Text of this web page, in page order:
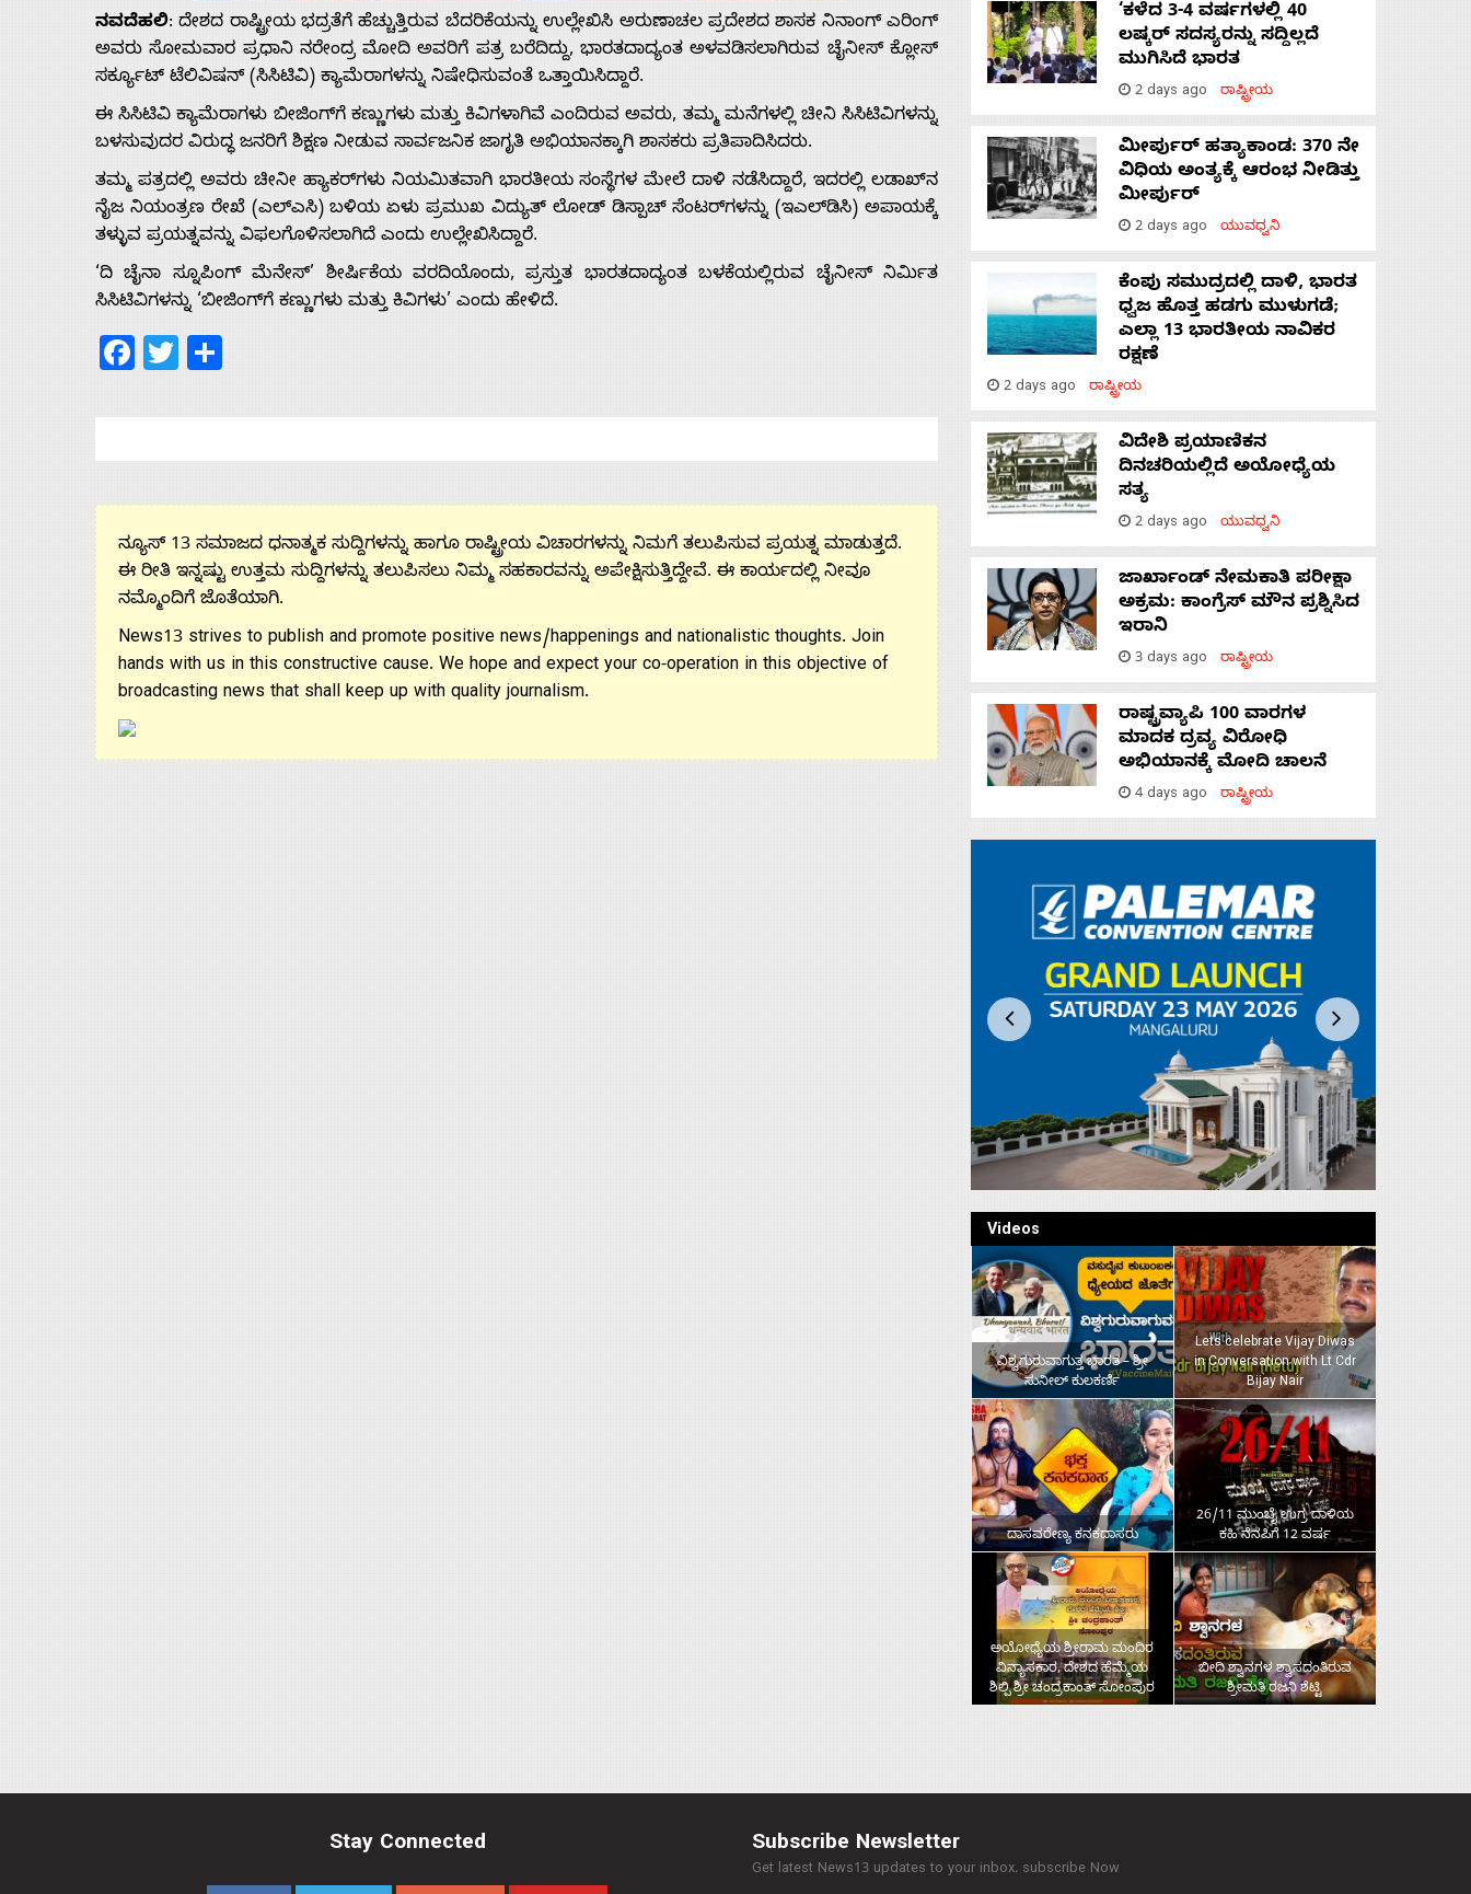
Advertise
Contact
ನವದೆಹಲಿ: ದೇಶದ ರಾಷ್ಟ್ರೀಯ ಭದ್ರತೆಗೆ ಹೆಚ್ಚುತ್ತಿರುವ ಬೆದರಿಕೆಯನ್ನು ಉಲ್ಲೇಖಿಸಿ ಅರುಣಾಚಲ ಪ್ರದೇಶದ ಶಾಸಕ ನಿನಾಂಗ್ ಎರಿಂಗ್
ಅವರು ಸೋಮವಾರ ಪ್ರಧಾನಿ ನರೇಂದ್ರ ಮೋದಿ ಅವರಿಗೆ ಪತ್ರ ಬರೆದಿದ್ದು, ಭಾರತದಾದ್ಯಂತ ಅಳವಡಿಸಲಾಗಿರುವ ಚೈನೀಸ್ ಕ್ಲೋಸ್
ಸರ್ಕ್ಯೂಟ್ ಟೆಲಿವಿಷನ್ (ಸಿಸಿಟಿವಿ) ಕ್ಯಾಮೆರಾಗಳನ್ನು ನಿಷೇಧಿಸುವಂತೆ ಒತ್ತಾಯಿಸಿದ್ದಾರೆ.
ಈ ಸಿಸಿಟಿವಿ ಕ್ಯಾಮೆರಾಗಳು ಬೀಜಿಂಗ್‌ಗೆ ಕಣ್ಣುಗಳು ಮತ್ತು ಕಿವಿಗಳಾಗಿವೆ ಎಂದಿರುವ ಅವರು, ತಮ್ಮ ಮನೆಗಳಲ್ಲಿ ಚೀನಿ ಸಿಸಿಟಿವಿಗಳನ್ನು
ಬಳಸುವುದರ ವಿರುದ್ಧ ಜನರಿಗೆ ಶಿಕ್ಷಣ ನೀಡುವ ಸಾರ್ವಜನಿಕ ಜಾಗೃತಿ ಅಭಿಯಾನಕ್ಕಾಗಿ ಶಾಸಕರು ಪ್ರತಿಪಾದಿಸಿದರು.
ತಮ್ಮ ಪತ್ರದಲ್ಲಿ ಅವರು ಚೀನೀ ಹ್ಯಾಕರ್‌ಗಳು ನಿಯಮಿತವಾಗಿ ಭಾರತೀಯ ಸಂಸ್ಥೆಗಳ ಮೇಲೆ ದಾಳಿ ನಡೆಸಿದ್ದಾರೆ, ಇದರಲ್ಲಿ ಲಡಾಖ್‌ನ
ನೈಜ ನಿಯಂತ್ರಣ ರೇಖೆ (ಎಲ್‌ಎಸಿ) ಬಳಿಯ ಏಳು ಪ್ರಮುಖ ವಿದ್ಯುತ್ ಲೋಡ್ ಡಿಸ್ಪಾಚ್ ಸೆಂಟರ್‌ಗಳನ್ನು (ಇಎಲ್‌ಡಿಸಿ) ಅಪಾಯಕ್ಕೆ
ತಳ್ಳುವ ಪ್ರಯತ್ನವನ್ನು ವಿಫಲಗೊಳಿಸಲಾಗಿದೆ ಎಂದು ಉಲ್ಲೇಖಿಸಿದ್ದಾರೆ.
‘ದಿ ಚೈನಾ ಸ್ನೂಪಿಂಗ್ ಮೆನೇಸ್’ ಶೀರ್ಷಿಕೆಯ ವರದಿಯೊಂದು, ಪ್ರಸ್ತುತ ಭಾರತದಾದ್ಯಂತ ಬಳಕೆಯಲ್ಲಿರುವ ಚೈನೀಸ್ ನಿರ್ಮಿತ
ಸಿಸಿಟಿವಿಗಳನ್ನು ‘ಬೀಜಿಂಗ್‌ಗೆ ಕಣ್ಣುಗಳು ಮತ್ತು ಕಿವಿಗಳು’ ಎಂದು ಹೇಳಿದೆ.
Facebook
Twitter
ನ್ಯೂಸ್ 13 ಸಮಾಜದ ಧನಾತ್ಮಕ ಸುದ್ದಿಗಳನ್ನು ಹಾಗೂ ರಾಷ್ಟ್ರೀಯ ವಿಚಾರಗಳನ್ನು ನಿಮಗೆ ತಲುಪಿಸುವ ಪ್ರಯತ್ನ ಮಾಡುತ್ತದೆ.
ಈ ರೀತಿ ಇನ್ನಷ್ಟು ಉತ್ತಮ ಸುದ್ದಿಗಳನ್ನು ತಲುಪಿಸಲು ನಿಮ್ಮ ಸಹಕಾರವನ್ನು ಅಪೇಕ್ಷಿಸುತ್ತಿದ್ದೇವೆ. ಈ ಕಾರ್ಯದಲ್ಲಿ ನೀವೂ
ನಮ್ಮೊಂದಿಗೆ ಜೊತೆಯಾಗಿ.
News13 strives to publish and promote positive news/happenings and nationalistic thoughts. Join
hands with us in this constructive cause. We hope and expect your co-operation in this objective of
broadcasting news that shall keep up with quality journalism.
‘ಕಳೆದ 3-4 ವರ್ಷಗಳಲ್ಲಿ 40
ಲಷ್ಕರ್ ಸದಸ್ಯರನ್ನು ಸದ್ದಿಲ್ಲದೆ
ಮುಗಿಸಿದೆ ಭಾರತ
2 days ago ರಾಷ್ಟ್ರೀಯ
ಮೀರ್ಪುರ್ ಹತ್ಯಾಕಾಂಡ: 370 ನೇ
ವಿಧಿಯ ಅಂತ್ಯಕ್ಕೆ ಆರಂಭ ನೀಡಿತ್ತು
ಮೀರ್ಪುರ್
2 days ago ಯುವಧ್ವನಿ
ಕೆಂಪು ಸಮುದ್ರದಲ್ಲಿ ದಾಳಿ, ಭಾರತ
ಧ್ವಜ ಹೊತ್ತ ಹಡಗು ಮುಳುಗಡೆ;
ಎಲ್ಲಾ 13 ಭಾರತೀಯ ನಾವಿಕರ
ರಕ್ಷಣೆ
2 days ago ರಾಷ್ಟ್ರೀಯ
ವಿದೇಶಿ ಪ್ರಯಾಣಿಕನ
ದಿನಚರಿಯಲ್ಲಿದೆ ಅಯೋಧ್ಯೆಯ
ಸತ್ಯ
2 days ago ಯುವಧ್ವನಿ
ಜಾರ್ಖಾಂಡ್‌ ನೇಮಕಾತಿ ಪರೀಕ್ಷಾ
ಅಕ್ರಮ: ಕಾಂಗ್ರೆಸ್‌ ಮೌನ ಪ್ರಶ್ನಿಸಿದ
ಇರಾನಿ
3 days ago ರಾಷ್ಟ್ರೀಯ
ರಾಷ್ಟ್ರವ್ಯಾಪಿ 100 ವಾರಗಳ
ಮಾದಕ ದ್ರವ್ಯ ವಿರೋಧಿ
ಅಭಿಯಾನಕ್ಕೆ ಮೋದಿ ಚಾಲನೆ
4 days ago ರಾಷ್ಟ್ರೀಯ
Videos
ವಿಶ್ವಗುರುವಾಗುತ್ತ ಭಾರತ – ಶ್ರೀ
ಸುನೀಲ್‌ ಕುಲಕರ್ಣಿ
Lets celebrate Vijay Diwas
in Conversation with Lt Cdr
Bijay Nair
ದಾಸವರೇಣ್ಯ ಕನಕದಾಸರು
26/11 ಮುಂಬೈ ಉಗ್ರ ದಾಳಿಯ
ಕಹಿ ನೆನಪಿಗೆ 12 ವರ್ಷ
ಅಯೋಧ್ಯೆಯ ಶ್ರೀರಾಮ ಮಂದಿರ
ವಿನ್ಯಾಸಕಾರ, ದೇಶದ ಹೆಮ್ಮೆಯ
ಶಿಲ್ಪಿ ಶ್ರೀ ಚಂದ್ರಕಾಂತ್‌ ಸೋಂಪುರ
ಬೀದಿ ಶ್ವಾನಗಳ ಶ್ವಾಸದಂತಿರುವ
ಶ್ರೀಮತಿ ರಜನಿ ಶೆಟ್ಟಿ
Stay Connected Subscribe Newsletter
Get latest News13 updates to your inbox. subscribe Now